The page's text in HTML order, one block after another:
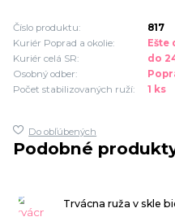
Číslo produktu:
817
Kuriér Poprad a okolie:
Ešte
Kuriér celá SR:
do
Osobný odber:
Počet stabilizovaných ruží:
1 ks
Do obľúbených
Podobné
Trvácna ruža v skle